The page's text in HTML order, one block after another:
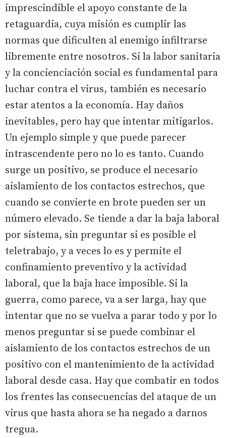
imprescindible el apoyo constante de la
retaguardia, cuya misión es cumplir las
normas que dificulten al enemigo infiltrarse
libremente entre nosotros. Si la labor sanitaria
y la concienciación social es fundamental para
luchar contra el virus, también es necesario
estar atentos a la economía. Hay daños
inevitables, pero hay que intentar mitigarlos.
Un ejemplo simple y que puede parecer
intrascendente pero no lo es tanto. Cuando
surge un positivo, se produce el necesario
aislamiento de los contactos estrechos, que
cuando se convierte en brote pueden ser un
número elevado. Se tiende a dar la baja laboral
por sistema, sin preguntar si es posible el
teletrabajo, y a veces lo es y permite el
confinamiento preventivo y la actividad
laboral, que la baja hace imposible. Si la
guerra, como parece, va a ser larga, hay que
intentar que no se vuelva a parar todo y por lo
menos preguntar si se puede combinar el
aislamiento de los contactos estrechos de un
positivo con el mantenimiento de la actividad
laboral desde casa. Hay que combatir en todos
los frentes las consecuencias del ataque de un
virus que hasta ahora se ha negado a darnos
tregua.